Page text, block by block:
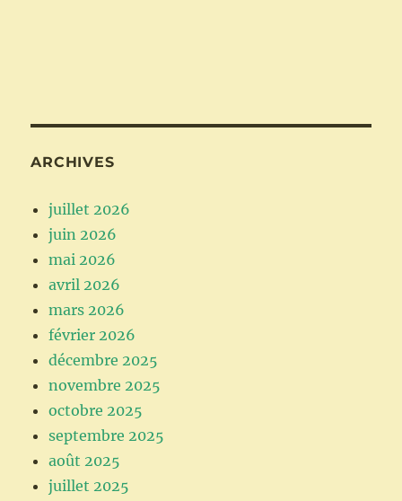
ARCHIVES
juillet 2026
juin 2026
mai 2026
avril 2026
mars 2026
février 2026
décembre 2025
novembre 2025
octobre 2025
septembre 2025
août 2025
juillet 2025